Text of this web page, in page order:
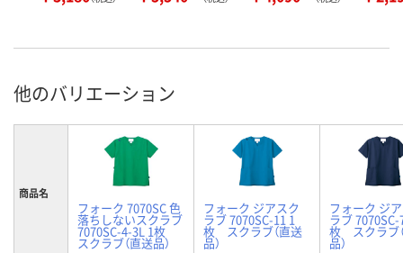
他のバリエーション
商品名
フォーク 7070SC 色
落ちしないスクラブ
7070SC-4-3L 1枚
スクラブ（直送品）
フォーク ジアスク
ラブ 7070SC-11 1
枚 スクラブ（直送
品）
フォーク ジ
ラブ 7070SC-
枚 スクラブ
品）